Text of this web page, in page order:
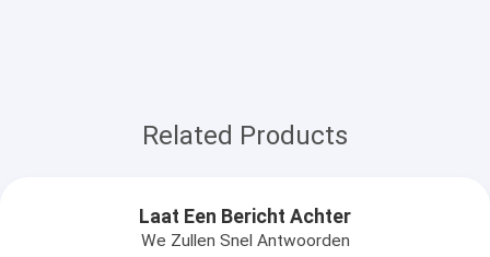
Related Products
Laat Een Bericht Achter
We Zullen Snel Antwoorden